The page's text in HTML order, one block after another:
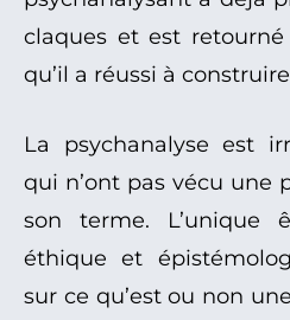
claques et est
qu’il a réussi à
La psychanalyse est
qui n’ont pas vécu une
son terme.
éthique et
sur ce qu’est ou non